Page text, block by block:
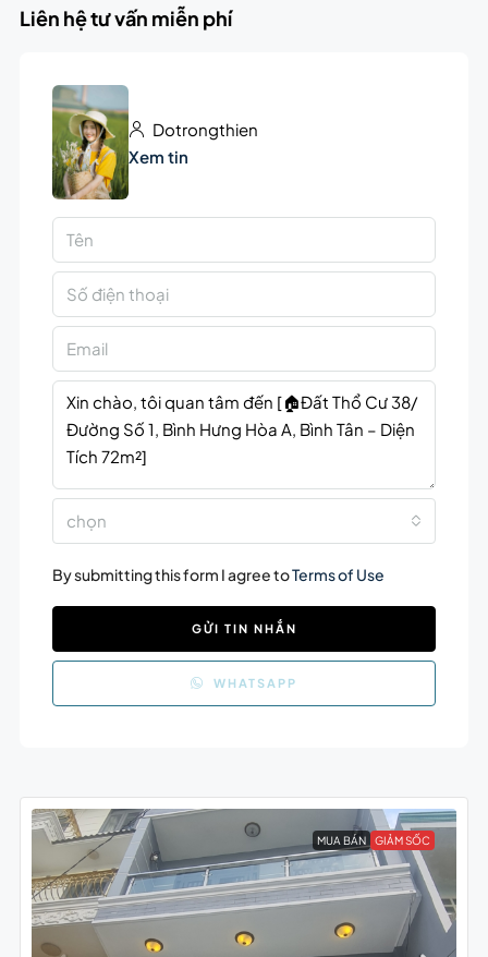
Liên hệ tư vấn miễn phí
Dotrongthien
Xem tin
chọn
By submitting this form I agree toTerms of Use
GỬI TIN NHẮN
WHATSAPP
MUA BÁN GIẢM SỐC